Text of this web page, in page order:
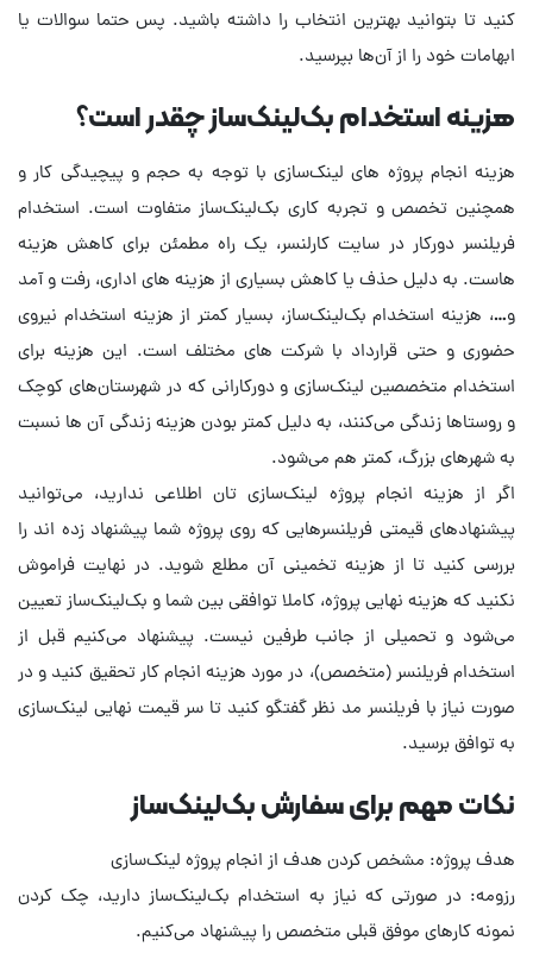
کنید تا بتوانید بهترین انتخاب را داشته باشید. پس حتما سوالات یا
ابهامات خود را از آن‌ها بپرسید.
هزینه استخدام بک‌لینک‌ساز چقدر است؟
هزینه انجام پروژه های لینک‌سازی با توجه به حجم و پیچیدگی کار و
همچنین تخصص و تجربه کاری بک‌لینک‌ساز متفاوت است. استخدام
فریلنسر دورکار در سایت کارلنسر، یک راه مطمئن برای کاهش هزینه
هاست. به دلیل حذف یا کاهش بسیاری از هزینه های اداری، رفت و آمد
و…، هزینه استخدام بک‌لینک‌ساز، بسیار کمتر از هزینه استخدام نیروی
حضوری و حتی قرارداد با شرکت های مختلف است. این هزینه برای
استخدام متخصصین لینک‌سازی و دورکارانی که در شهرستان‌های کوچک
و روستاها زندگی می‌کنند، به دلیل کمتر بودن هزینه زندگی آن ها نسبت
به شهرهای بزرگ، کمتر هم می‌شود.
اگر از هزینه انجام پروژه لینک‌سازی تان اطلاعی ندارید، می‌توانید
پیشنهادهای قیمتی فریلنسرهایی که روی پروژه شما پیشنهاد زده اند را
بررسی کنید تا از هزینه تخمینی آن مطلع شوید. در نهایت فراموش
نکنید که هزینه نهایی پروژه، کاملا توافقی بین شما و بک‌لینک‌ساز تعیین
می‌شود و تحمیلی از جانب طرفین نیست. پیشنهاد می‌کنیم قبل از
استخدام فریلنسر (متخصص)، در مورد هزینه انجام کار تحقیق کنید و در
صورت نیاز با فریلنسر مد نظر گفتگو کنید تا سر قیمت نهایی لینک‌سازی
به توافق برسید.
نکات مهم برای سفارش بک‌لینک‌ساز
هدف پروژه: مشخص کردن هدف از انجام پروژه لینک‌سازی
رزومه: در صورتی که نیاز به استخدام بک‌لینک‌ساز دارید، چک کردن
نمونه‌ کارهای موفق قبلی متخصص را پیشنهاد می‌کنیم.